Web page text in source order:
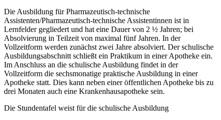
Die Ausbildung für Pharmazeutisch-technische
Assistenten/Pharmazeutisch-tech­ni­sche Assistentinnen ist in
Lernfelder gegliedert und hat eine Dauer von 2 ½ Jahren; bei
Absolvierung in Teilzeit von maximal fünf Jahren. In der
Vollzeitform werden zunächst zwei Jahre absolviert. Der schulische
Ausbildungsabschnitt schließt ein Praktikum in einer Apotheke ein.
Im Anschluss an die schulische Ausbildung findet in der
Vollzeitform die sechsmonatige praktische Ausbildung in einer
Apotheke statt. Dies kann neben einer öffentlichen Apotheke bis zu
drei Monaten auch eine Krankenhausapotheke sein.
Die Stundentafel weist für die schulische Ausbildung